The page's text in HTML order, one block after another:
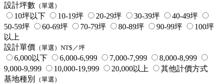
設計坪數 （單選）
10坪以下 10-19坪 20-29坪 30-39坪
40-49坪
50-59坪
60-69坪 70-79坪 80-89坪 90-99坪
100坪
以上
設計單價 （單選）NT$／坪
6,000以下 6,000-6,999 7,000-7,999
8,000-8,999
9,000-9,999
10,000-19,999 20,000以上
其他計價方式
基地種別
（單選）